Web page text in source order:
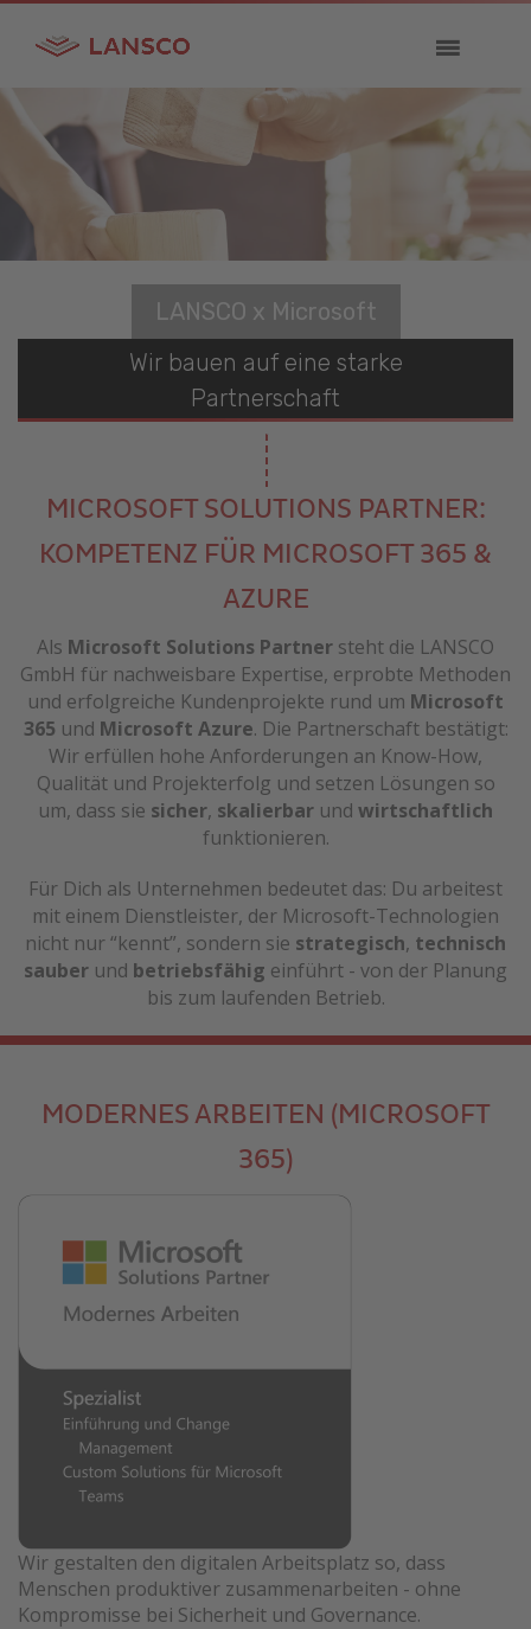
LANSCO x Microsoft
Wir bauen auf eine starke
Partnerschaft
MICROSOFT SOLUTIONS PARTNER:
KOMPETENZ FÜR MICROSOFT 365 &
AZURE
Als Microsoft Solutions Partner steht die LANSCO
GmbH für nachweisbare Expertise, erprobte Methoden
und erfolgreiche Kundenprojekte rund um Microsoft
365 und Microsoft Azure. Die Partnerschaft bestätigt:
Wir erfüllen hohe Anforderungen an Know-How,
Qualität und Projekterfolg und setzen Lösungen so
um, dass sie sicher, skalierbar und wirtschaftlich
funktionieren.
Für Dich als Unternehmen bedeutet das: Du arbeitest
mit einem Dienstleister, der Microsoft-Technologien
nicht nur “kennt”, sondern sie strategisch, technisch
sauber und betriebsfähig einführt - von der Planung
bis zum laufenden Betrieb.
MODERNES ARBEITEN (MICROSOFT
365)
Wir gestalten den digitalen Arbeitsplatz so, dass
Menschen produktiver zusammenarbeiten - ohne
Kompromisse bei Sicherheit und Governance.